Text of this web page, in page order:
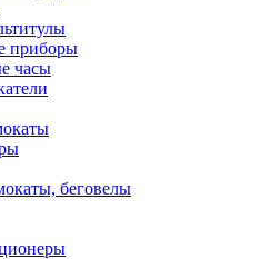
приборы
часы
беговелы